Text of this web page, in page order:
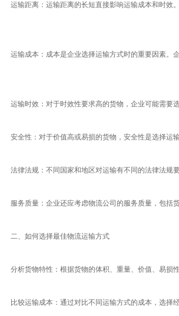
运输距离：运输距离的长短直接影响运输成本和时效
运输成本：成本是企业选择运输方式时的重要因素。
运输时效：对于时效性要求高的货物，企业可能需要选
安全性：对于价值高或易损的货物，安全性是选择运输
法律法规：不同国家和地区对运输有不同的法律法规要
服务质量：企业还应考虑物流公司的服务质量，包括货
二、如何选择最佳物流运输方式
分析货物特性：根据货物的体积、重量、价值、易损性
比较运输成本：通过对比不同运输方式的成本，选择经